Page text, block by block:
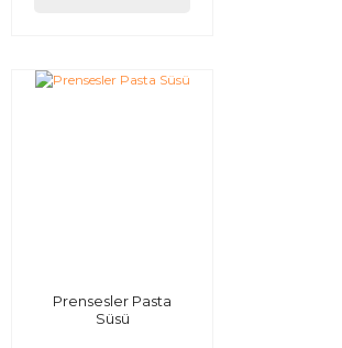
Prensesler Pasta
Süsü